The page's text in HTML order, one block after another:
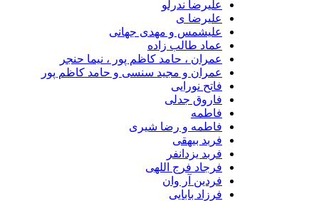
علیرضا ندرلو
علیرضا ی
علیشمس و مهدی جهانی
عماد طالب زاده
عمران ، حامد کاظم پور ، نیما حنجر
عمران و مجید سنسی و حامد کاظم پور
فاتح نورایی
فاروق جدلی
فاطمه
فاطمه و رضا شیری
فربد بیهقی
فربد یزدانفر
فرجاد فرج اللهی
فردین آر وان
فرزاد بابایی